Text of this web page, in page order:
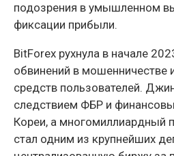
подозрения в умышленном
фиксации прибыли.
BitForex рухнула в начале
обвинений в мошенничестве
средств пользователей.
следствием ФБР и
Кореи, а многомиллиардный
стал одним из крупнейших